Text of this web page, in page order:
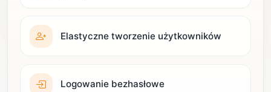
Elastyczne tworzenie użytkowników
Logowanie bezhasłowe